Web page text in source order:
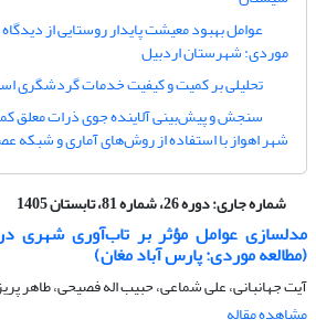
عوامل بهبود معیشت پایدار روستایی از
موردی: شهرستان اردبیل
تحلیلی بر کمیت و کیفیت خدمات گردشگری
شهر اهواز با استفاده از روش‌های آماری و شبکه
شماره جاری:دوره 26، شماره 81، تابستان 1405
مدلسازی عوامل مؤثر بر تاب‌آوری شهری
(مطالعه موردی: پارس آباد مغان)
آیت جهانبانی، علی شماعی، حبیب اله فصیحی، طاهر
مشاهده مقاله